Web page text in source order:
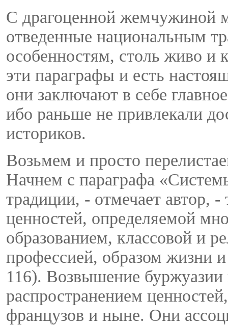
С драгоценной жемчужиной
отведенные национальным
особенностям, столь живо и
эти параграфы и есть
они заключают в себе
ибо раньше не привлекали
историков.
Возьмем и просто
Начнем с параграфа
традиции, - отмечает автор,
ценностей, определяемой
образованием, классовой и
профессией, образом жизни
116). Возвышение
распространением
французов и ныне. Они